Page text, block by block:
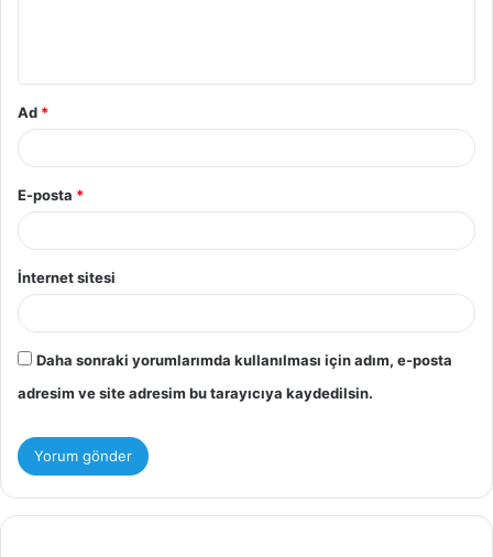
Ad *
E-posta *
İnternet sitesi
Daha sonraki yorumlarımda kullanılması için adım, e-posta
adresim ve site adresim bu tarayıcıya kaydedilsin.